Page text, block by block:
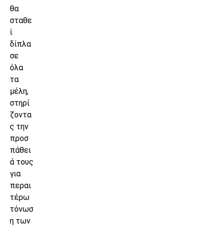
θα
σταθε
ί
δίπλα
σε
όλα
τα
μέλη,
στηρί
ζοντα
ς την
προσ
πάθει
ά τους
για
περαι
τέρω
τόνωσ
η των